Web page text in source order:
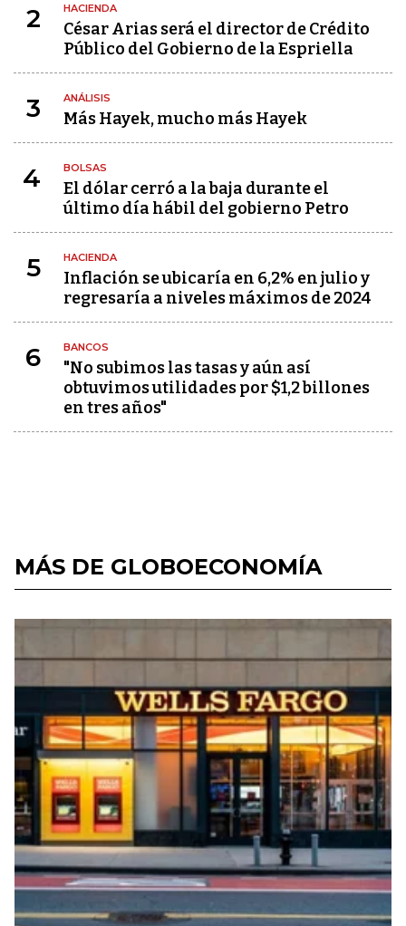
2 HACIENDA
César Arias será el director de Crédito
Público del Gobierno de la Espriella
3 ANÁLISIS
Más Hayek, mucho más Hayek
4 BOLSAS
El dólar cerró a la baja durante el
último día hábil del gobierno Petro
5 HACIENDA
Inflación se ubicaría en 6,2% en julio y
regresaría a niveles máximos de 2024
6 BANCOS
"No subimos las tasas y aún así
obtuvimos utilidades por $1,2 billones
en tres años"
MÁS DE GLOBOECONOMÍA